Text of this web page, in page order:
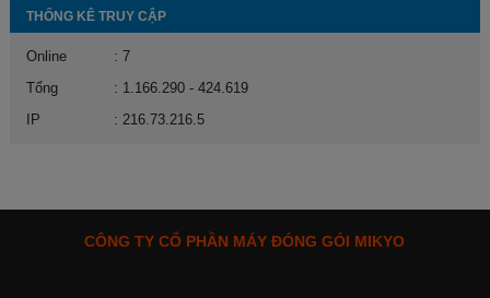
THỐNG KÊ TRUY CẬP
Online
: 7
Tổng
: 1.166.290 - 424.619
IP
: 216.73.216.5
CÔNG TY CỔ PHẦN MÁY ĐÓNG GÓI MIKYO